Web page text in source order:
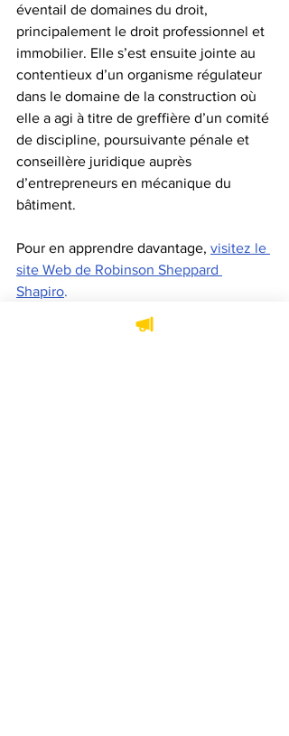
éventail de domaines du droit,
principalement le droit professionnel et
immobilier. Elle s’est ensuite jointe au
contentieux d’un organisme régulateur
dans le domaine de la construction où
elle a agi à titre de greffière d’un comité
de discipline, poursuivante pénale et
conseillère juridique auprès
d’entrepreneurs en mécanique du
bâtiment.
Pour en apprendre davantage, visitez le
site Web de Robinson Sheppard
Shapiro.